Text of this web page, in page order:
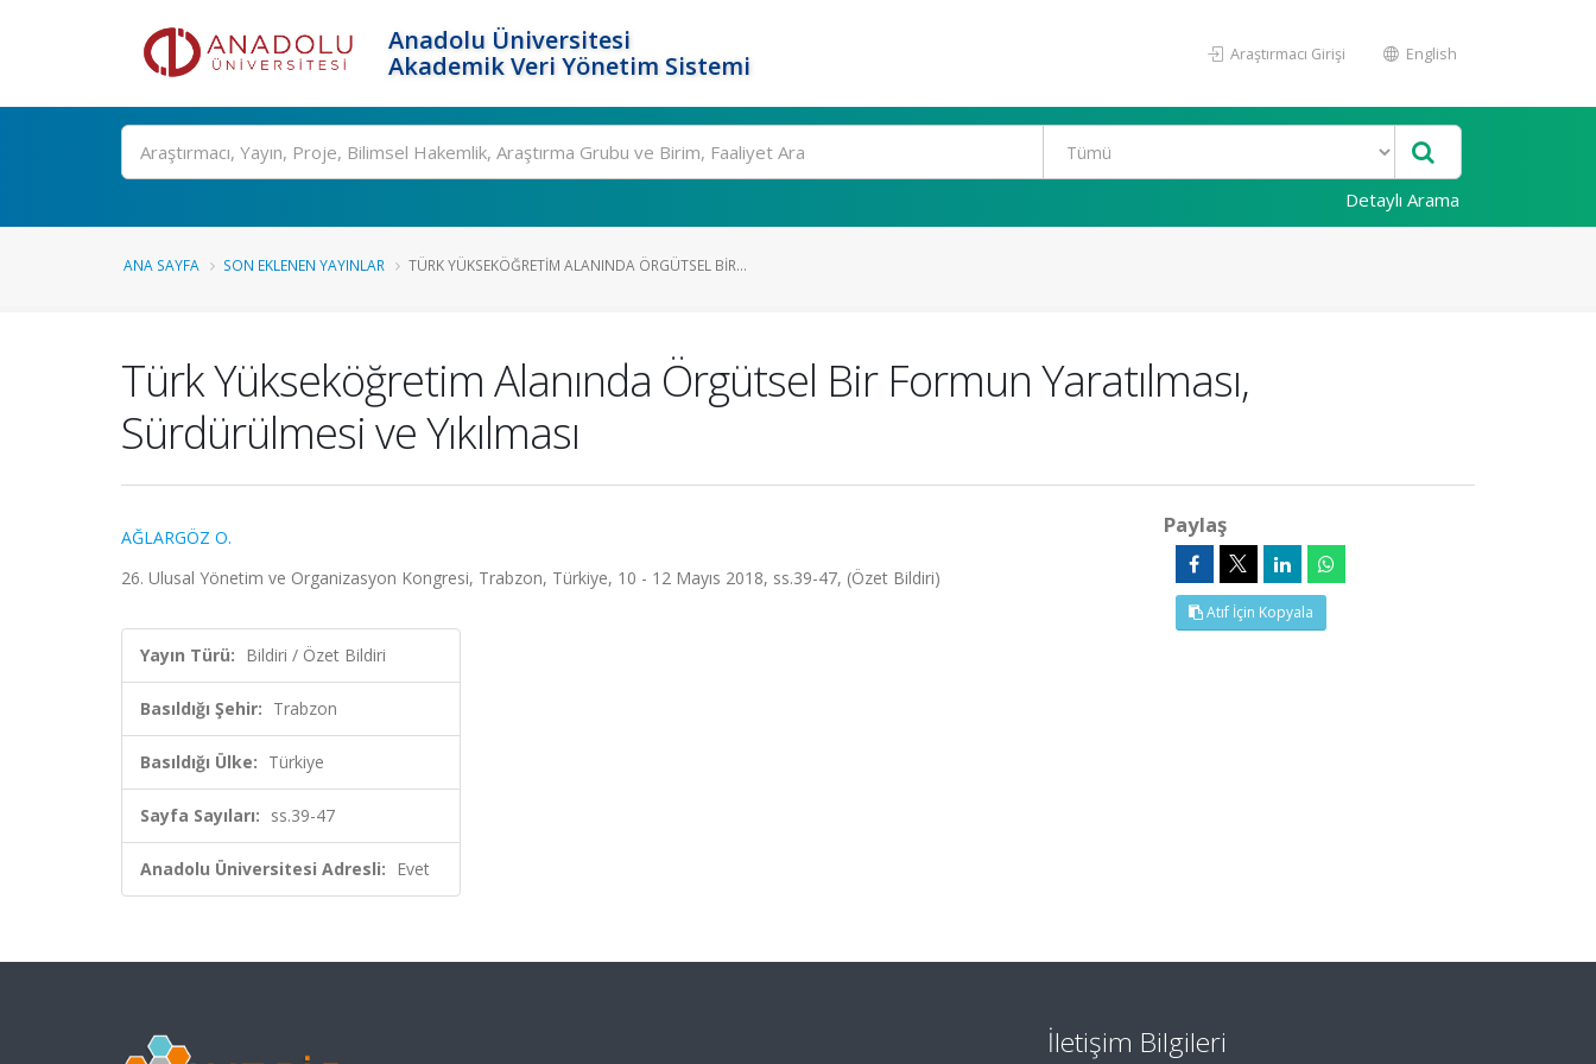
Anadolu Üniversitesi
Akademik Veri Yönetim Sistemi
Araştırmacı Girişi English
Ara
Detaylı Arama
ANA SAYFA SON EKLENEN YAYINLAR TÜRK YÜKSEKÖĞRETIM ALANINDA ÖRGÜTSEL BIR...
Türk Yükseköğretim Alanında Örgütsel Bir Formun Yaratılması,
Sürdürülmesi ve Yıkılması
AĞLARGÖZ O.
26. Ulusal Yönetim ve Organizasyon Kongresi, Trabzon, Türkiye, 10 - 12 Mayıs 2018, ss.39-47, (Özet Bildiri)
Yayın Türü: Bildiri / Özet Bildiri
Basıldığı Şehir: Trabzon
Basıldığı Ülke: Türkiye
Sayfa Sayıları: ss.39-47
Anadolu Üniversitesi Adresli: Evet
Paylaş
Atıf İçin Kopyala
İletişim Bilgileri